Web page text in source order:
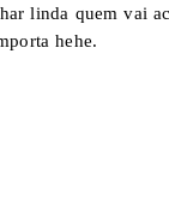
linda quem vai
hehe.